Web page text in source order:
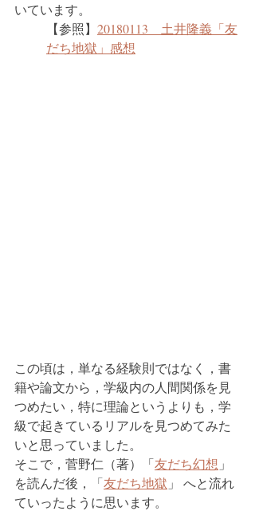
いています。
【参照】 20180113　土井隆義「友
だち地獄」感想
この頃は，単なる経験則ではなく，書
籍や論文から，学級内の人間関係を見
つめたい，特に理論というよりも，学
級で起きているリアルを見つめてみた
いと思っていました。
そこで，菅野仁（著）「友だち幻想 」
を読んだ後，
「友だち地獄 」 へと流れ
ていったように思います。